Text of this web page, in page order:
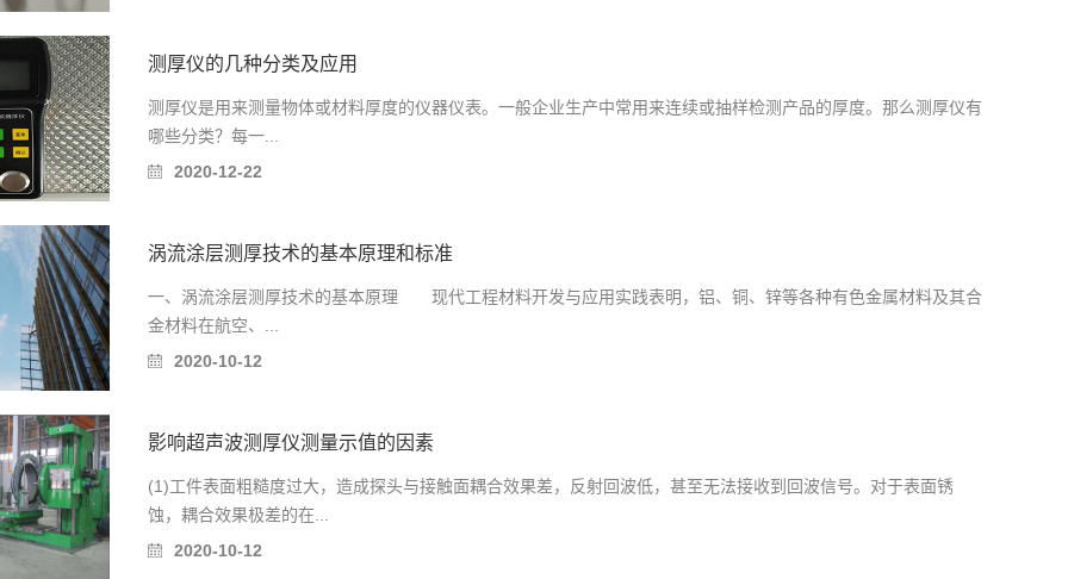
测厚仪的几种分类及应用
测厚仪是用来测量物体或材料厚度的仪器仪表。一般企业生产中常用来连续或抽样检测产品的厚度。那么测厚仪有
哪些分类？每一...
2020-12-22
涡流涂层测厚技术的基本原理和标准
一、涡流涂层测厚技术的基本原理 现代工程材料开发与应用实践表明，铝、铜、锌等各种有色金属材料及其合
金材料在航空、...
2020-10-12
影响超声波测厚仪测量示值的因素
(1)工件表面粗糙度过大，造成探头与接触面耦合效果差，反射回波低，甚至无法接收到回波信号。对于表面锈
蚀，耦合效果极差的在...
2020-10-12